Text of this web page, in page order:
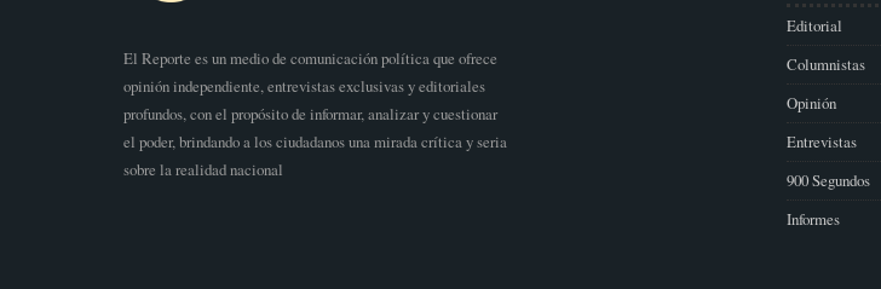
El Reporte es un medio de comunicación política que ofrece
opinión independiente, entrevistas exclusivas y editoriales
profundos, con el propósito de informar, analizar y cuestionar
el poder, brindando a los ciudadanos una mirada crítica y seria
sobre la realidad nacional
Editorial
Columnistas
Opinión
Entrevistas
900 Segundos
Informes